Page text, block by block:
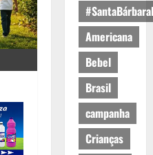
Americana
Bebel
Brasil
campanha
Crianças